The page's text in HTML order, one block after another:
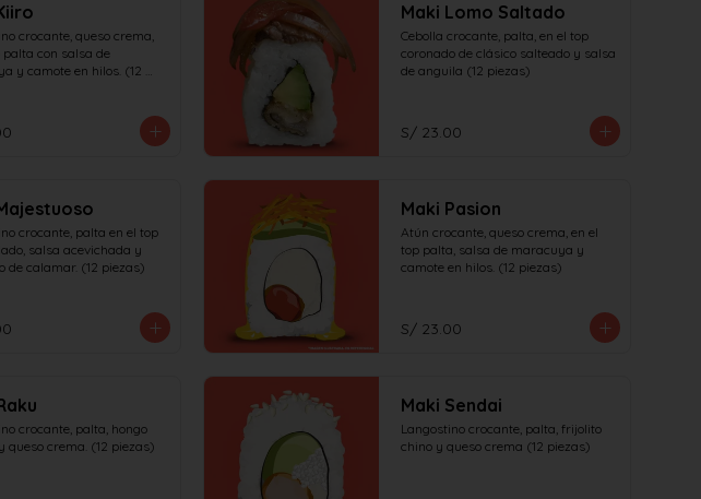
crocante, queso crema,
palta con salsa de
y camote en hilos. (12
Maki Lomo Saltado
Cebolla crocante, palta, en el top
coronado de clásico salteado y salsa
de anguila (12 piezas)
S/ 23.00
crocante, palta en el top
salsa acevichada y
de calamar. (12 piezas)
Maki Pasion
Atún crocante, queso crema, en el
top palta, salsa de maracuya y
camote en hilos. (12 piezas)
S/ 23.00
crocante, palta, hongo
queso crema. (12 piezas)
Maki Sendai
Langostino crocante, palta, frijolito
chino y queso crema (12 piezas)